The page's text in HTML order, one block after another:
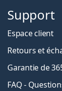
Support
Espace client
Retours et
Garantie de
FAQ -